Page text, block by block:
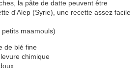
la pâte de datte peuvent être
d'Alep (Syrie), une recette assez facile
petits maamouls)
de blé fine
chimique